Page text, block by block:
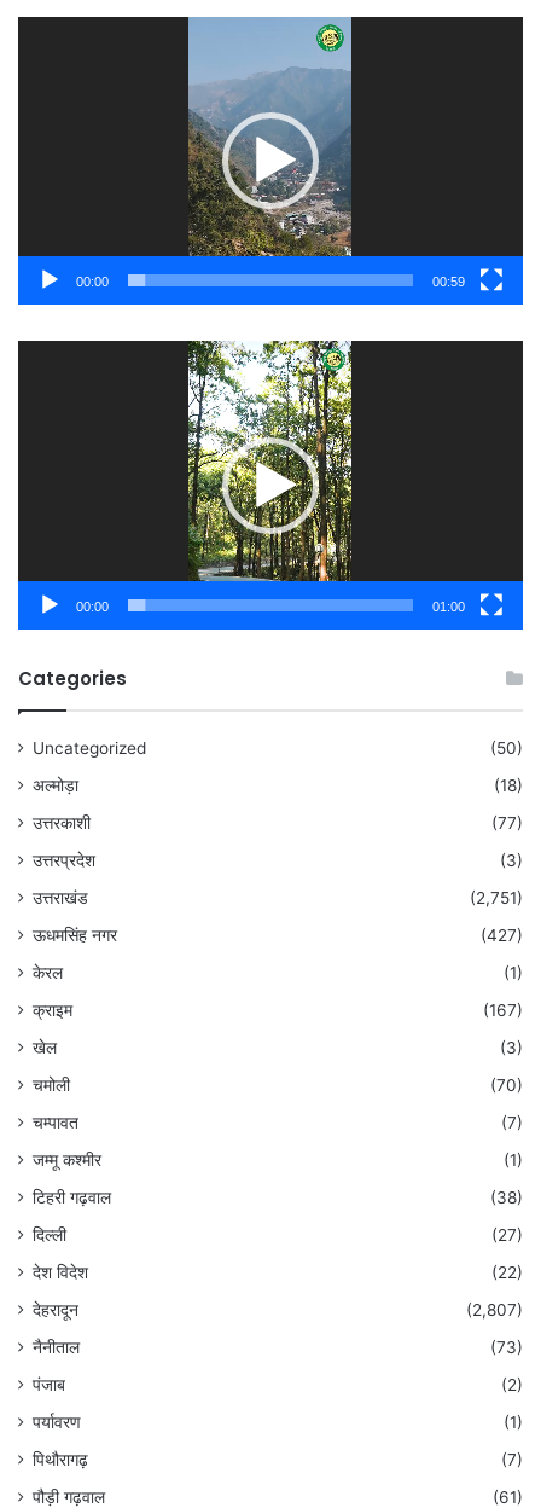
00:00 00:59
00:00 01:00
Categories
Uncategorized
(50)
अल्मोड़ा
(18)
उत्तरकाशी
(77)
उत्तरप्रदेश
(3)
उत्तराखंड
(2,751)
ऊधमसिंह नगर
(427)
केरल
(1)
क्राइम
(167)
खेल
(3)
चमोली
(70)
चम्पावत
(7)
जम्मू कश्मीर
(1)
टिहरी गढ़वाल
(38)
दिल्ली
(27)
देश विदेश
(22)
देहरादून
(2,807)
नैनीताल
(73)
पंजाब
(2)
पर्यावरण
(1)
पिथौरागढ़
(7)
पौड़ी गढ़वाल
(61)